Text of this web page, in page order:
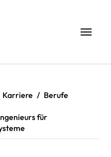
Karriere
Berufe
für